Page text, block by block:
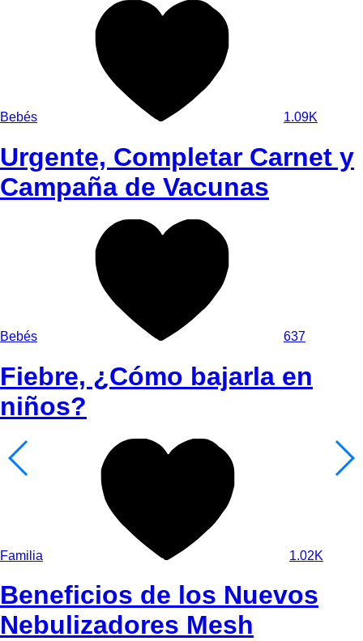
Bebés 1.09K
Urgente, Completar Carnet y
Campaña de Vacunas
Bebés 637
Fiebre, ¿Cómo bajarla en
niños?
Familia 1.02K
Beneficios de los Nuevos
Nebulizadores Mesh